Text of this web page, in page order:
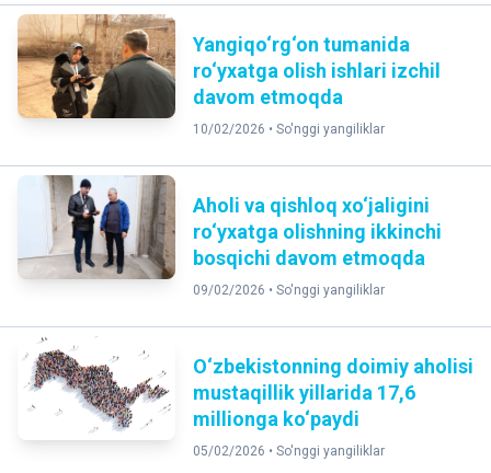
Yangiqo‘rg‘on tumanida
ro‘yxatga olish ishlari izchil
davom etmoqda
10/02/2026 • So'nggi yangiliklar
Aholi va qishloq xo‘jaligini
ro‘yxatga olishning ikkinchi
bosqichi davom etmoqda
09/02/2026 • So'nggi yangiliklar
O‘zbekistonning doimiy aholisi
mustaqillik yillarida 17,6
millionga ko‘paydi
05/02/2026 • So'nggi yangiliklar